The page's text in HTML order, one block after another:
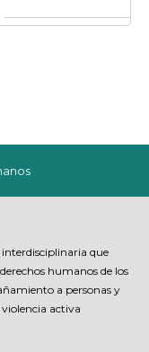
que
humanos de los
a personas y
activa